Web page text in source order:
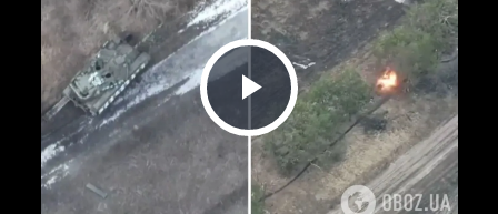
Play Video